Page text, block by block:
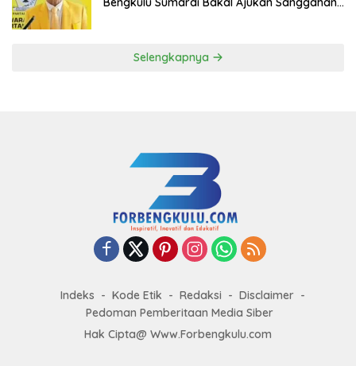
Selengkapnya
Indeks Kode Etik Redaksi
Disclaimer
Pedoman Pemberitaan Media Siber
Hak Cipta@ Www.Forbengkulu.com